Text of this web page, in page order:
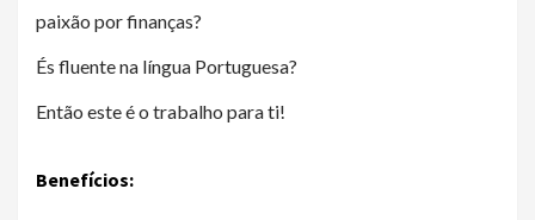
paixão por finanças?
És fluente na língua Portuguesa?
Então este é o trabalho para ti!
Benefícios: